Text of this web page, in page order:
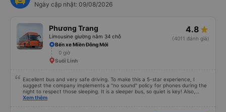
Ngày cập nhật: 09/08/2026
Phương Trang
Limousine giường nằm 34 chỗ
4.8
(4011 đánh giá)
Bến xe Miền Đông Mới
0 giờ
Suối Linh
Excellent bus and very safe driving. To make this a 5-star experience, I
suggest the company implements a "no sound" policy for phones during the
night to respect those sleeping. It is a sleeper bus, so quiet is key! Also,
please display the Wi-Fi password clearly inside the cabin for convenience. I
Xem thêm